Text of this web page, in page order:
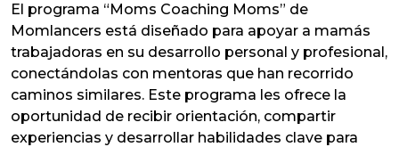
El programa “Moms Coaching Moms” de
Momlancers está diseñado para apoyar a mamás
trabajadoras en su desarrollo personal y profesional,
conectándolas con mentoras que han recorrido
caminos similares. Este programa les ofrece la
oportunidad de recibir orientación, compartir
experiencias y desarrollar habilidades clave para